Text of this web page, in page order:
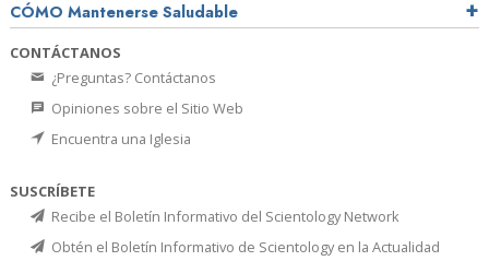
CÓMO Mantenerse Saludable
CONTÁCTANOS
¿Preguntas? Contáctanos
Opiniones sobre el Sitio Web
Encuentra una Iglesia
SUSCRÍBETE
Recibe el Boletín Informativo del Scientology Network
Obtén el Boletín Informativo de Scientology en la Actualidad